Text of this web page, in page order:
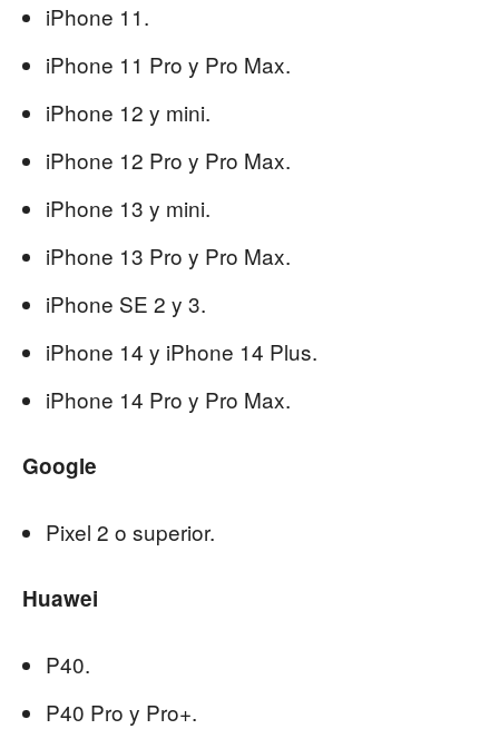
iPhone 11.
iPhone 11 Pro y Pro Max.
iPhone 12 y mini.
iPhone 12 Pro y Pro Max.
iPhone 13 y mini.
iPhone 13 Pro y Pro Max.
iPhone SE 2 y 3.
iPhone 14 y iPhone 14 Plus.
iPhone 14 Pro y Pro Max.
Google
Pixel 2 o superior.
Huawei
P40.
P40 Pro y Pro+.